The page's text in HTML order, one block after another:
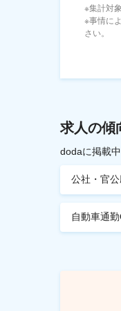
※集計対
※事情に
さい。
求人の傾
dodaに掲載
公社・官
自動車通